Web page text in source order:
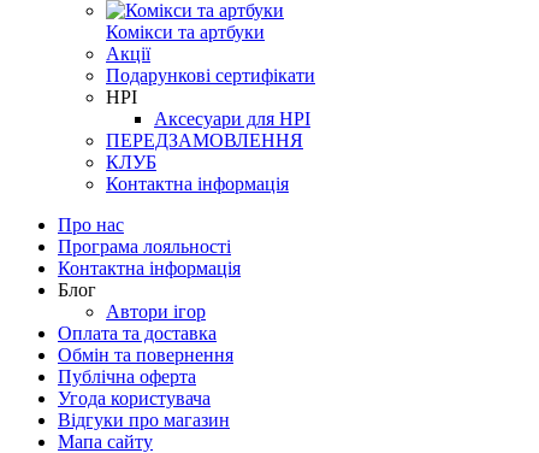
Комікси та артбуки
Акції
Подарункові сертифікати
НРІ
Аксесуари для НРІ
ПЕРЕДЗАМОВЛЕННЯ
КЛУБ
Контактна інформація
Про нас
Програма лояльності
Контактна інформація
Блог
Автори ігор
Оплата та доставка
Обмін та повернення
Публічна оферта
Угода користувача
Відгуки про магазин
Мапа сайту